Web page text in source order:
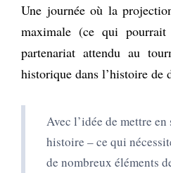
Une journée où la
maximale (ce qui
partenariat attendu au
historique dans l’histoire de
Avec l’idée de mettre en
histoire – ce qui
de nombreux éléments